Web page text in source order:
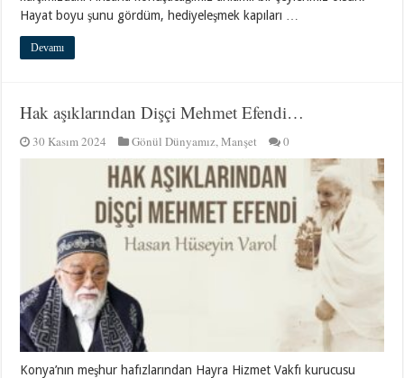
Hayat boyu şunu gördüm, hediyeleşmek kapıları …
Devamı
Hak aşıklarından Dişçi Mehmet Efendi…
30 Kasım 2024 Gönül Dünyamız,Manşet 0
Konya’nın meşhur hafızlarından Hayra Hizmet Vakfı kurucusu